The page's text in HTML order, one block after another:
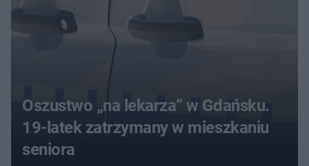
Oszustwo „na lekarza” w Gdańsku.
19-latek zatrzymany w mieszkaniu
seniora